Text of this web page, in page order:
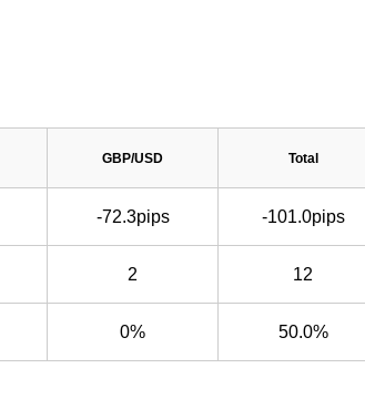
GBP/USD Total
-72.3pips -101.0pips
2 12
0% 50.0%